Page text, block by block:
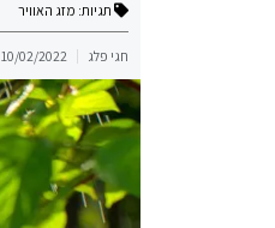
תגיות: מזג האוויר
חגי פלג 10/02/2022